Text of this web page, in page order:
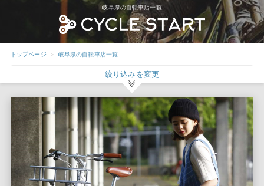
岐阜県の自転車店一覧
トップページ 岐阜県の自転車店一覧
絞り込みを変更